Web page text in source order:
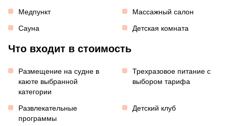
Медпункт
Массажный салон
Сауна
Детская комната
Что входит в стоимость
Размещение на судне в
каюте выбранной
категории
Трехразовое питание с
выбором тарифа
Развлекательные
программы
Детский клуб